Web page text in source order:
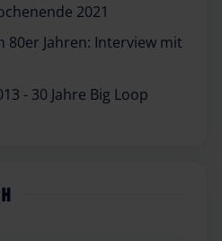
2021
80er Jahren: Interview mit
- 30 Jahre Big Loop